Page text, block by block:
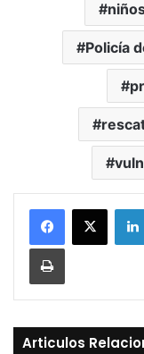
Policía
Print
Articulos